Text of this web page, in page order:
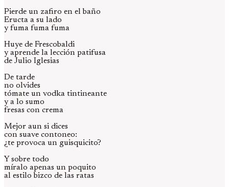
Pierde un zafiro en el baño
Eructa a su lado
y fuma fuma fuma
Huye de Frescobaldi
y aprende la lección patifusa
de Julio Iglesias
De tarde
no olvides
tómate un vodka tintineante
y a lo sumo
fresas con crema
Mejor aun si dices
con suave contoneo:
¿te provoca un guisquicito?
Y sobre todo
míralo apenas un poquito
al estilo bizco de las ratas